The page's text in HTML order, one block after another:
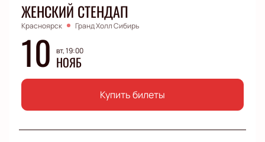
ЖЕНСКИЙ СТЕНДАП
Красноярск Гранд Холл Сибирь
10 вт, 19:00
НОЯБ
Купить билеты